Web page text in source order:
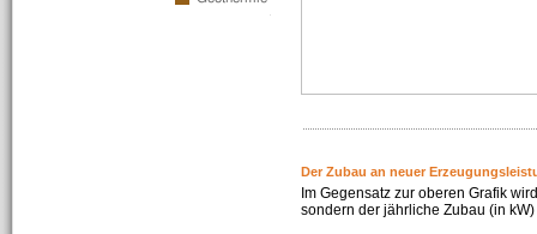
Der Zubau an neuer
Im Gegensatz zur oberen Grafik
sondern der jährliche Zubau (in